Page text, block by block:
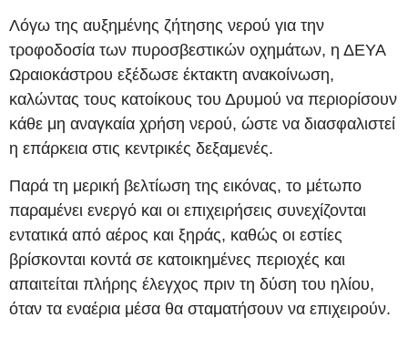
Λόγω της αυξημένης ζήτησης νερού για την
τροφοδοσία των πυροσβεστικών οχημάτων, η ΔΕΥΑ
Ωραιοκάστρου εξέδωσε έκτακτη ανακοίνωση,
καλώντας τους κατοίκους του Δρυμού να περιορίσουν
κάθε μη αναγκαία χρήση νερού, ώστε να διασφαλιστεί
η επάρκεια στις κεντρικές δεξαμενές.
Παρά τη μερική βελτίωση της εικόνας, το μέτωπο
παραμένει ενεργό και οι επιχειρήσεις συνεχίζονται
εντατικά από αέρος και ξηράς, καθώς οι εστίες
βρίσκονται κοντά σε κατοικημένες περιοχές και
απαιτείται πλήρης έλεγχος πριν τη δύση του ηλίου,
όταν τα εναέρια μέσα θα σταματήσουν να επιχειρούν.